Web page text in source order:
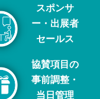
スポンサ
ー・出展者
セールス
協賛項目の
事前調整・
当日管理